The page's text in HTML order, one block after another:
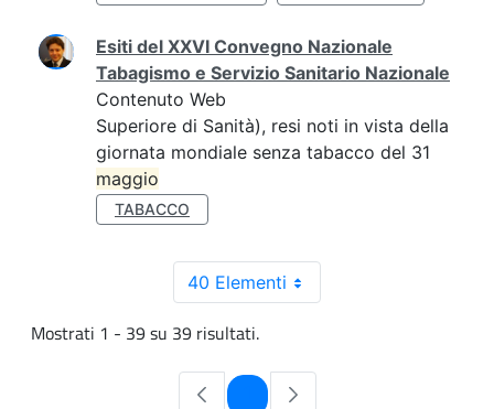
Esiti del XXVI Convegno Nazionale
Tabagismo e Servizio Sanitario Nazionale
Contenuto Web
Superiore di Sanità), resi noti in vista della
giornata mondiale senza tabacco del 31
maggio
TABACCO
40 Elementi
Mostrati 1 - 39 su 39 risultati.
Pagina